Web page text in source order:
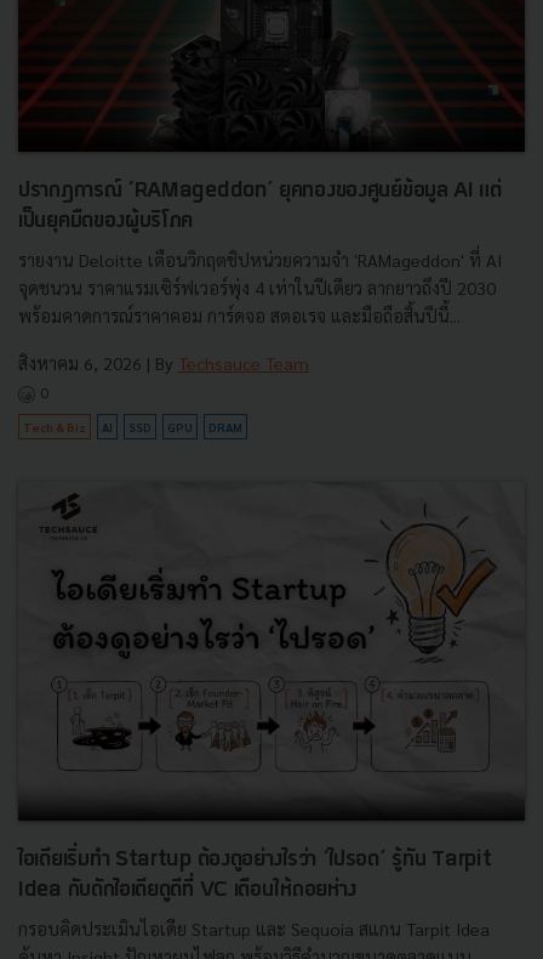
ปรากฏการณ์ ‘RAMageddon’ ยุคทองของศูนย์ข้อมูล AI แต่
เป็นยุคมืดของผู้บริโภค
รายงาน Deloitte เตือนวิกฤตชิปหน่วยความจำ 'RAMageddon' ที่ AI
จุดชนวน ราคาแรมเซิร์ฟเวอร์พุ่ง 4 เท่าในปีเดียว ลากยาวถึงปี 2030
พร้อมคาดการณ์ราคาคอม การ์ดจอ สตอเรจ และมือถือสิ้นปีนี้...
สิงหาคม 6, 2026 | By Techsauce Team
0
Tech & Biz AI SSD GPU DRAM
ไอเดียเริ่มทำ Startup ต้องดูอย่างไรว่า ‘ไปรอด’ รู้ทัน Tarpit
Idea กับดักไอเดียดูดีที่ VC เตือนให้ถอยห่าง
กรอบคิดประเมินไอเดีย Startup และ Sequoia สแกน Tarpit Idea